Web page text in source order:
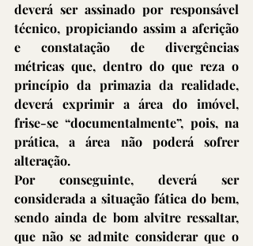
deverá ser assinado por responsável
técnico, propiciando assim a aferição
e constatação de divergências
métricas que, dentro do que reza o
princípio da primazia da realidade,
deverá exprimir a área do imóvel,
frise-se “documentalmente”, pois, na
prática, a área não poderá sofrer
alteração.
Por conseguinte, deverá ser
considerada a situação fática do bem,
sendo ainda de bom alvitre ressaltar,
que não se admite considerar que o